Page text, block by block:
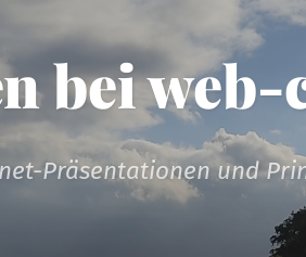
bei web-
Präsentationen und